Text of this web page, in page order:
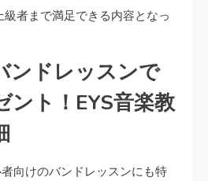
者まで満足できる内容となっ
ンドレッスンで
ント！EYS音楽教
向けのバンドレッスンにも特